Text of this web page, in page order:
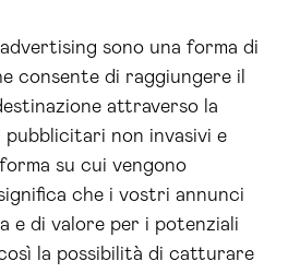
sono una forma di
consente di raggiungere il
attraverso la
pubblicitari non invasivi e
su cui vengono
che i vostri annunci
e di valore per i potenziali
la possibilità di catturare